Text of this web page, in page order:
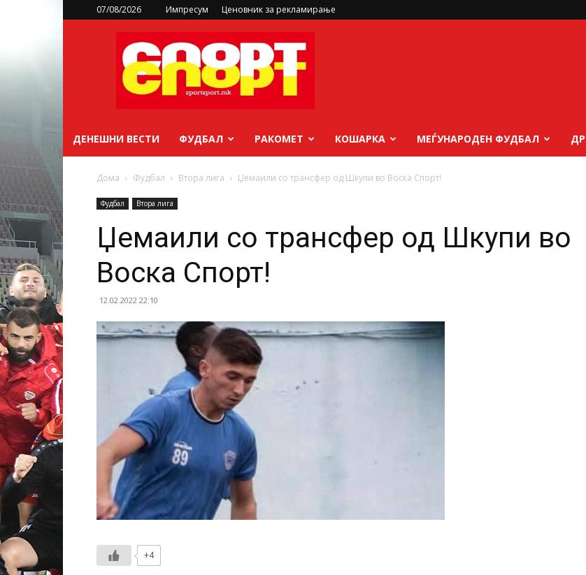
07/08/2026 Импресум Ценовник за рекламирање
sportsport.mk
ДЕНЕШНИ ВЕСТИ ФУДБАЛ РАКОМЕТ КОШАРКА МЕЃУНАРОДЕН ФУДБАЛ
Дома Фудбал Втора лига Џемаили со трансфер од Шкупи во Воска Спорт!
Фудбал Втора лига
Џемаили со трансфер од Шкупи во
Воска Спорт!
12.02.2022 22:10
+4